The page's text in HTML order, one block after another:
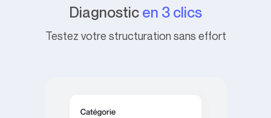
Diagnostic en 3 clics
Testez votre structuration sans effort